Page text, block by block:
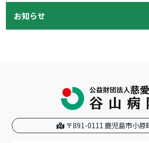
お知らせ
〒891-0111 鹿児島市小原